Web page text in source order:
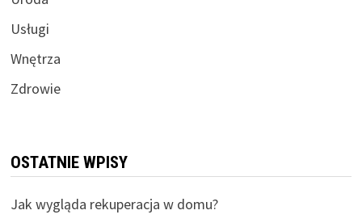
Usługi
Wnętrza
Zdrowie
OSTATNIE WPISY
Jak wygląda rekuperacja w domu?